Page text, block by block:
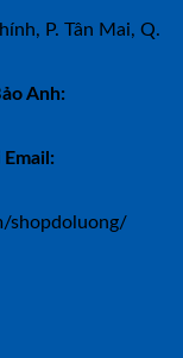
P. Tân Mai, Q.
Anh:
Email:
shopdoluong/